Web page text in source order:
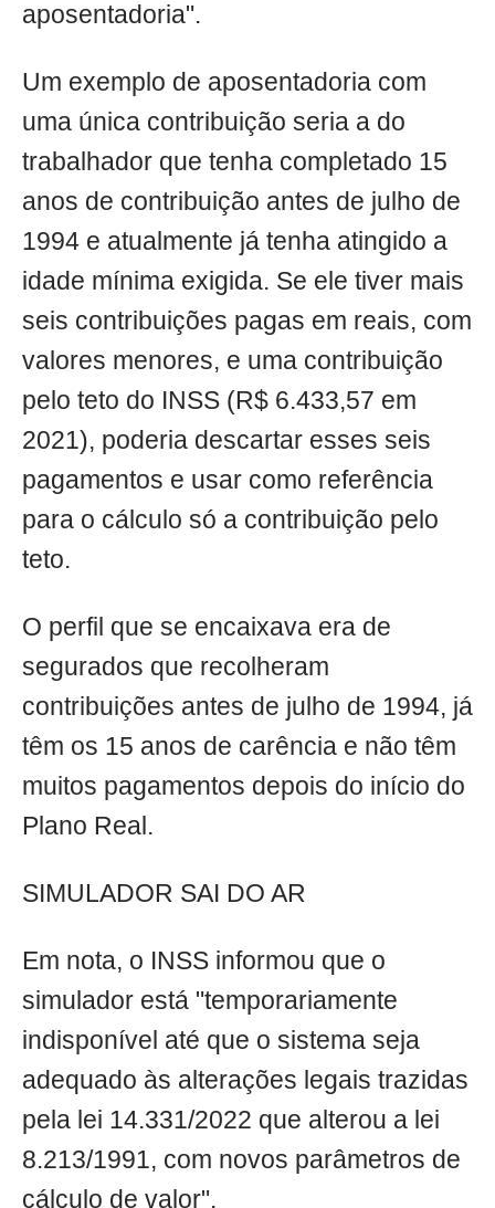
aposentadoria".
Um exemplo de aposentadoria com
uma única contribuição seria a do
trabalhador que tenha completado 15
anos de contribuição antes de julho de
1994 e atualmente já tenha atingido a
idade mínima exigida. Se ele tiver mais
seis contribuições pagas em reais, com
valores menores, e uma contribuição
pelo teto do INSS (R$ 6.433,57 em
2021), poderia descartar esses seis
pagamentos e usar como referência
para o cálculo só a contribuição pelo
teto.
O perfil que se encaixava era de
segurados que recolheram
contribuições antes de julho de 1994, já
têm os 15 anos de carência e não têm
muitos pagamentos depois do início do
Plano Real.
SIMULADOR SAI DO AR
Em nota, o INSS informou que o
simulador está "temporariamente
indisponível até que o sistema seja
adequado às alterações legais trazidas
pela lei 14.331/2022 que alterou a lei
8.213/1991, com novos parâmetros de
cálculo de valor".